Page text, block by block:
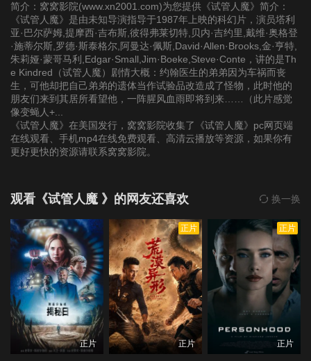
简介：窝窝影院(www.xn2001.com)为您提供《试管人魔》简介：
《试管人魔》是由未知导演指导于1987年上映的科幻片，演员塔利
亚·巴尔萨姆,提摩西·吉布斯,彼得弗莱切特,贝内·吉约里,戴维·奥格登
·施蒂尔斯,罗德·斯泰格尔,阿曼达·佩斯,David·Allen·Brooks,金·亨特,
朱莉娅·蒙哥马利,Edgar·Small,Jim·Boeke,Steve·Conte，讲的是Th
e Kindred（试管人魔）剧情大概：约翰医生的弟弟因为车祸而丧
生，可他却把自己弟弟的遗体当作试验品改造成了怪物，此时他的
朋友们来到其居所看望他，一阵腥风血雨即将到来……（此片感觉
像变蝇人+...
《试管人魔》在美国发行，窝窝影院收集了《试管人魔》pc网页端
在线观看、手机mp4在线免费观看、高清云播放等资源，如果你有
更好更快的资源请联系窝窝影院。
观看《试管人魔 》的网友还喜欢 换一换
正片
正片
正片
正片
正片